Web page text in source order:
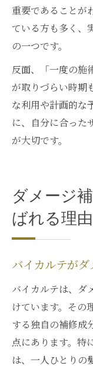
重要であることが
ている方も多く、
の一つです。
反面、「一度の施
が取りづらい時期
な利用や計画的な
に、自分に合った
が大切です。
ダメージ
ばれる理由
バイカルテが
バイカルテは、ダ
けています。その
する独自の補修成
点にあります。特
は、一人ひとりの